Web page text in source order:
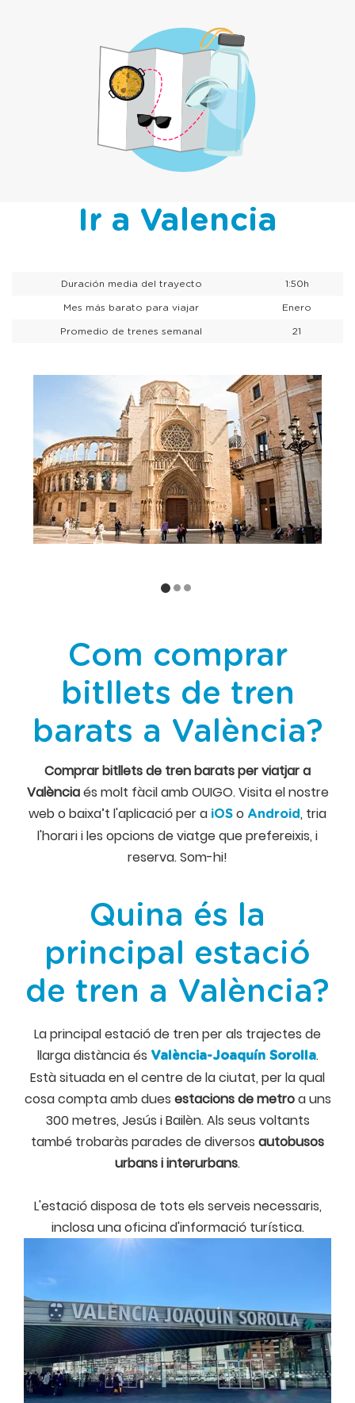
Ir a Valencia
Duración media del trayecto 1:50h
Mes más barato para viajar Enero
Promedio de trenes semanal 21
Com comprar
bitllets de tren
barats a València?
Comprar bitllets de tren barats per viatjar a
Valènciaés molt fàcil amb OUIGO. Visita el nostre
web o baixa’t l'aplicació per a iOS o Android, tria
l'horari i les opcions de viatge que prefereixis, i
reserva. Som-hi!
Quina és la
principal estació
de tren a València?
La principal estació de tren per als trajectes de
llarga distància és València-Joaquín Sorolla.
Està situada en el centre de la ciutat, per la qual
cosa compta amb dues estacions de metroa uns
300 metres, Jesús i Bailèn. Als seus voltants
també trobaràs parades de diversos autobusos
urbans i interurbans.
L'estació disposa de tots els serveis necessaris,
inclosa una oficina d'informació turística.